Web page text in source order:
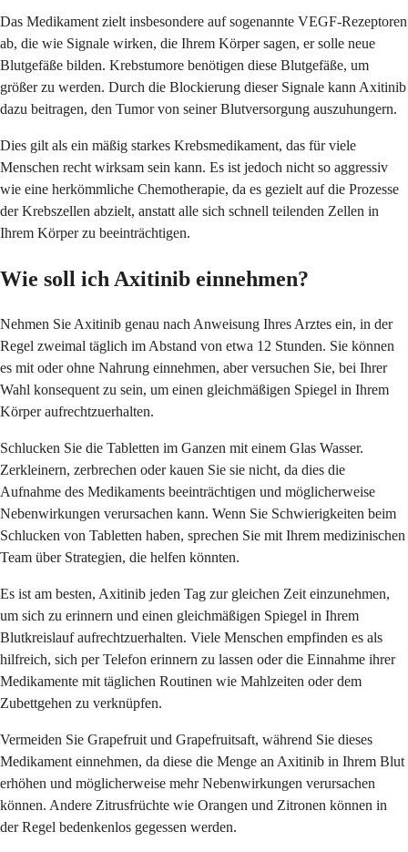
Das Medikament zielt insbesondere auf sogenannte VEGF-Rezeptoren
ab, die wie Signale wirken, die Ihrem Körper sagen, er solle neue
Blutgefäße bilden. Krebstumore benötigen diese Blutgefäße, um
größer zu werden. Durch die Blockierung dieser Signale kann Axitinib
dazu beitragen, den Tumor von seiner Blutversorgung auszuhungern.
Dies gilt als ein mäßig starkes Krebsmedikament, das für viele
Menschen recht wirksam sein kann. Es ist jedoch nicht so aggressiv
wie eine herkömmliche Chemotherapie, da es gezielt auf die Prozesse
der Krebszellen abzielt, anstatt alle sich schnell teilenden Zellen in
Ihrem Körper zu beeinträchtigen.
Wie soll ich Axitinib einnehmen?
Nehmen Sie Axitinib genau nach Anweisung Ihres Arztes ein, in der
Regel zweimal täglich im Abstand von etwa 12 Stunden. Sie können
es mit oder ohne Nahrung einnehmen, aber versuchen Sie, bei Ihrer
Wahl konsequent zu sein, um einen gleichmäßigen Spiegel in Ihrem
Körper aufrechtzuerhalten.
Schlucken Sie die Tabletten im Ganzen mit einem Glas Wasser.
Zerkleinern, zerbrechen oder kauen Sie sie nicht, da dies die
Aufnahme des Medikaments beeinträchtigen und möglicherweise
Nebenwirkungen verursachen kann. Wenn Sie Schwierigkeiten beim
Schlucken von Tabletten haben, sprechen Sie mit Ihrem medizinischen
Team über Strategien, die helfen könnten.
Es ist am besten, Axitinib jeden Tag zur gleichen Zeit einzunehmen,
um sich zu erinnern und einen gleichmäßigen Spiegel in Ihrem
Blutkreislauf aufrechtzuerhalten. Viele Menschen empfinden es als
hilfreich, sich per Telefon erinnern zu lassen oder die Einnahme ihrer
Medikamente mit täglichen Routinen wie Mahlzeiten oder dem
Zubettgehen zu verknüpfen.
Vermeiden Sie Grapefruit und Grapefruitsaft, während Sie dieses
Medikament einnehmen, da diese die Menge an Axitinib in Ihrem Blut
erhöhen und möglicherweise mehr Nebenwirkungen verursachen
können. Andere Zitrusfrüchte wie Orangen und Zitronen können in
der Regel bedenkenlos gegessen werden.